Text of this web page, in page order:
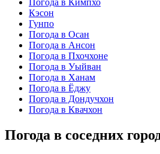
Погода в Кимпхо
Кэсон
Гунпо
Погода в Осан
Погода в Ансон
Погода в Пхочхоне
Погода в Уыйван
Погода в Ханам
Погода в Ёджу
Погода в Дондучхон
Погода в Квачхон
Погода в соседних